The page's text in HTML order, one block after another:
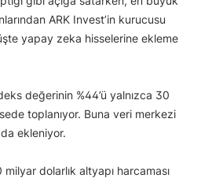
ARK Invest’in kurucusu
yapay zeka hisselerine ekleme
değerinin %44’ü yalnızca 30
toplanıyor. Buna veri merkezi
da ekleniyor.
dolarlık altyapı harcaması